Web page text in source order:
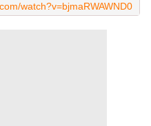
watch?v=bjmaRWAWND0